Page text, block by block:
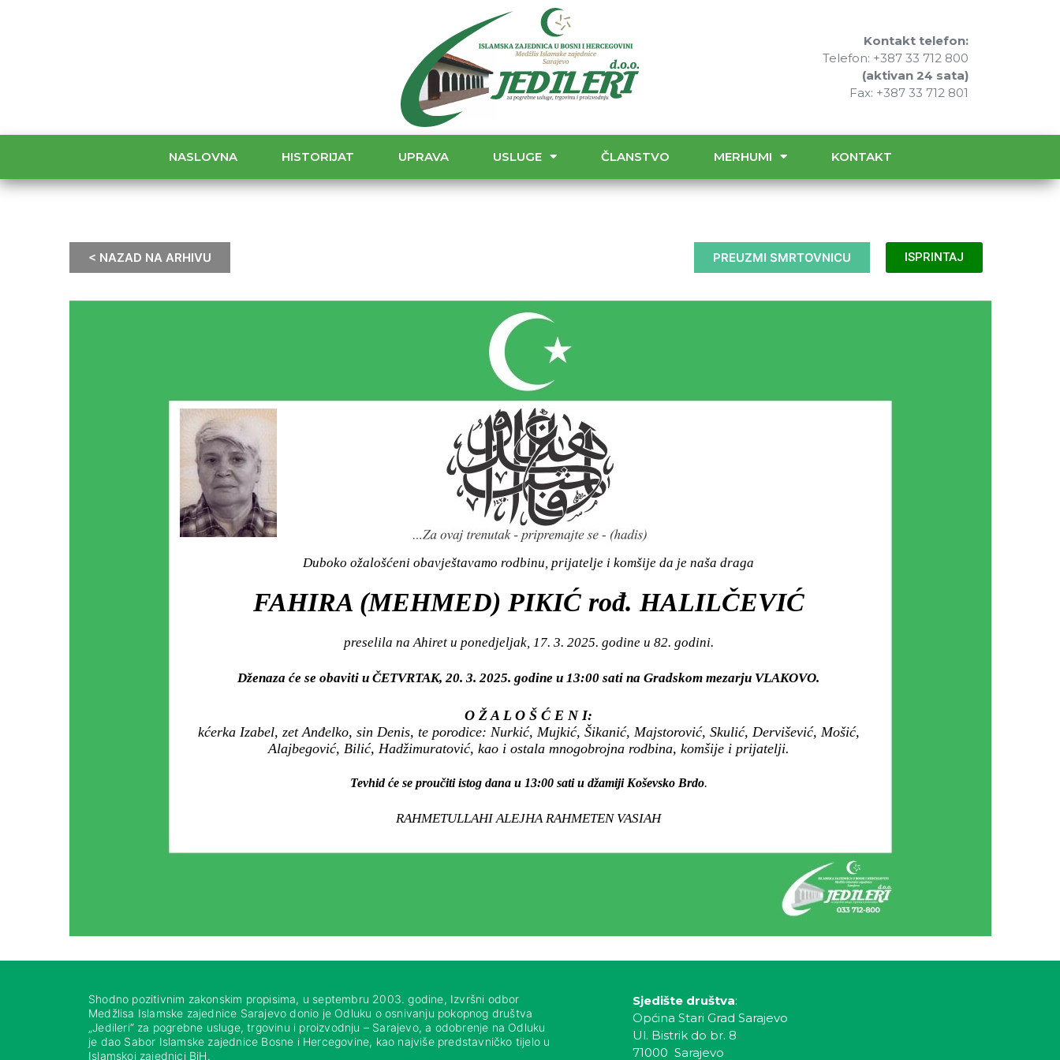
Kontakt telefon:
Telefon: +387 33 712 800
(aktivan 24 sata)
Fax: +387 33 712 801
NASLOVNA HISTORIJAT UPRAVA USLUGE ČLANSTVO MERHUMI KONTAKT
< NAZAD NA ARHIVU PREUZMI SMRTOVNICU ISPRINTAJ
Duboko ožalošćeni obavještavamo rodbinu, prijatelje i komšije da je naša draga
FAHIRA (MEHMED) PIKIĆ rođ. HALILČEVIĆ
preselila na Ahiret u ponedjeljak, 17. 3. 2025. godine u 82. godini.
Dženaza će se obaviti u ČETVRTAK, 20. 3. 2025. godine u 13:00 sati na Gradskom mezarju VLAKOVO.
O Ž A L O Š Ć E N I:
kćerka Izabel, zet Anđelko, sin Denis, te porodice: Nurkić, Mujkić, Šikanić, Majstorović, Skulić, Dervišević, Mošić,
Alajbegović, Bilić, Hadžimuratović, kao i ostala mnogobrojna rodbina, komšije i prijatelji.
Tevhid će se proučiti istog dana u 13:00 sati u džamiji Koševsko Brdo.
RAHMETULLAHI ALEJHA RAHMETEN VASIAH
Shodno pozitivnim zakonskim propisima, u septembru 2003. godine, Izvršni odbor
Medžlisa Islamske zajednice Sarajevo donio je Odluku o osnivanju pokopnog društva
„Jedileri“ za pogrebne usluge, trgovinu i proizvodnju – Sarajevo, a odobrenje na Odluku
je dao Sabor Islamske zajednice Bosne i Hercegovine, kao najviše predstavničko tijelo u
Islamskoj zajednici BiH.
Sjedište društva:
Općina Stari Grad Sarajevo
Ul. Bistrik do br. 8
71000 Sarajevo